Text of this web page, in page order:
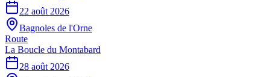
22 août 2026
Bagnoles de l'Orne
Route
La Boucle du Montabard
28 août 2026